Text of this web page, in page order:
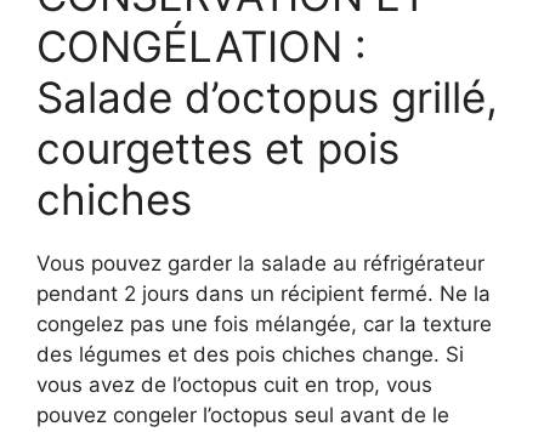
CONGÉLATION :
Salade d’octopus grillé,
courgettes et pois
chiches
Vous pouvez garder la salade au réfrigérateur
pendant 2 jours dans un récipient fermé. Ne la
congelez pas une fois mélangée, car la texture
des légumes et des pois chiches change. Si
vous avez de l’octopus cuit en trop, vous
pouvez congeler l’octopus seul avant de le